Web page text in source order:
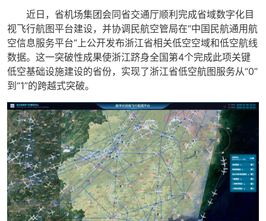
近日，省机场集团会同省交通厅顺利完成省域数字化目
视飞行航图平台建设，并协调民航空管局在“中国民航通用航
空信息服务平台”上公开发布浙江省相关低空空域和低空航线
数据。这一突破性成果使浙江跻身全国第4个完成此项关键
低空基础设施建设的省份，实现了浙江省低空航图服务从“0”
到“1”的跨越式突破。